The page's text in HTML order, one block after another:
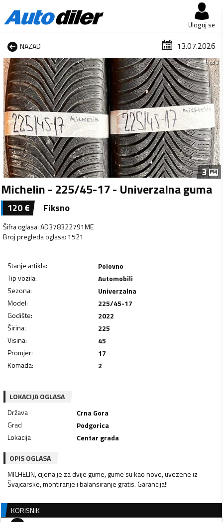
Uloguj se
NAZAD 13.07.2026
1 od 3
3
Michelin - 225/45-17 - Univerzalna guma
120€ Fiksno
Šifra oglasa:AD378322791ME
Broj pregleda oglasa: 1521
Stanje artikla:
Polovno
Tip vozila:
Automobili
Sezona:
Univerzalna
Model:
225/45-17
Godište:
2022
Širina:
225
Visina:
45
Promjer:
17
Komada: 2
LOKACIJA OGLASA
Država
Crna Gora
Grad
Podgorica
Lokacija
Centar grada
OPIS OGLASA
MICHELIN, cijena je za dvije gume, gume su kao nove, uvezene iz
Švajcarske, montiranje i balansiranje gratis. Garancija!!
KORISNIK